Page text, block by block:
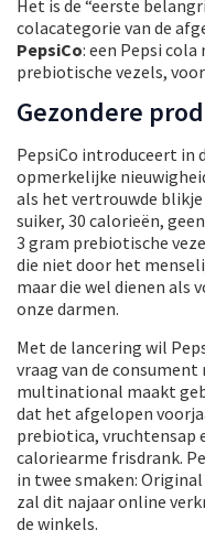
Het is de “eerste
colacategorie van de
PepsiCo: een Pepsi
prebiotische vezels,
Gezondere
PepsiCo introduceert in
opmerkelijke
als het vertrouwde
suiker, 30 calorieën,
3 gram prebiotische
die niet door het
maar die wel dienen als
onze darmen.
Met de lancering wil
vraag van de
multinational maakt
dat het afgelopen
prebiotica, vruchtensap
caloriearme frisdrank.
in twee smaken:
zal dit najaar online
de winkels.